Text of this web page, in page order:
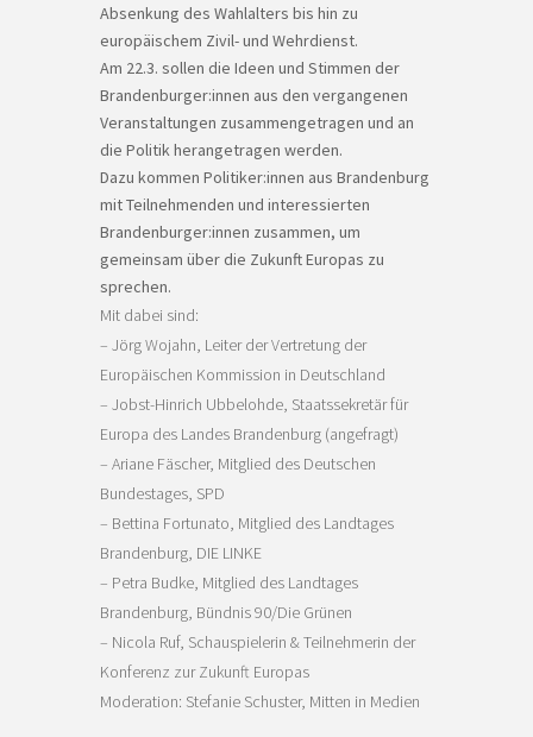
Absenkung des Wahlalters bis hin zu
europäischem Zivil- und Wehrdienst.
Am 22.3. sollen die Ideen und Stimmen der
Brandenburger:innen aus den vergangenen
Veranstaltungen zusammengetragen und an
die Politik herangetragen werden.
Dazu kommen Politiker:innen aus Brandenburg
mit Teilnehmenden und interessierten
Brandenburger:innen zusammen, um
gemeinsam über die Zukunft Europas zu
sprechen.
Mit dabei sind:
– Jörg Wojahn, Leiter der Vertretung der
Europäischen Kommission in Deutschland
– Jobst-Hinrich Ubbelohde, Staatssekretär für
Europa des Landes Brandenburg (angefragt)
– Ariane Fäscher, Mitglied des Deutschen
Bundestages, SPD
– Bettina Fortunato, Mitglied des Landtages
Brandenburg, DIE LINKE
– Petra Budke, Mitglied des Landtages
Brandenburg, Bündnis 90/Die Grünen
– Nicola Ruf, Schauspielerin & Teilnehmerin der
Konferenz zur Zukunft Europas
Moderation: Stefanie Schuster, Mitten in Medien